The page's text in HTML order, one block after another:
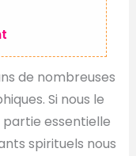
de nombreuses
Si nous le
essentielle
spirituels nous